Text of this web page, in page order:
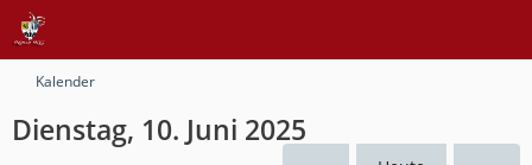
Kalender
Dienstag, 10. Juni 2025